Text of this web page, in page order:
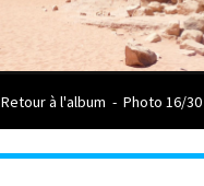
Retour à l'album - Photo 16/30